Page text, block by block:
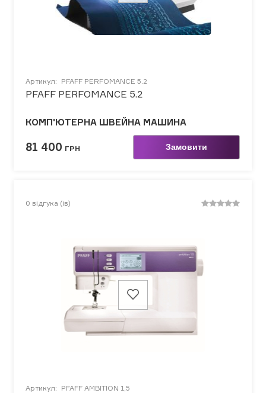
Артикул: PFAFF PERFOMANCE 5.2
PFAFF PERFOMANCE 5.2
КОМП'ЮТЕРНА ШВЕЙНА МАШИНА
81 400 ГРН Замовити
0 відгука (ів)
Артикул: PFAFF AMBITION 1,5